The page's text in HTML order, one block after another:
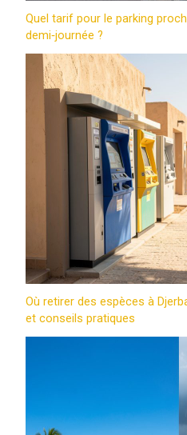
Quel tarif pour le parking
demi‑journée ?
Où retirer des espèces à
et conseils pratiques